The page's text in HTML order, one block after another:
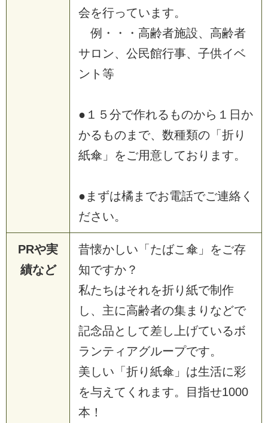
会を行っています。
例・・・高齢者施設、高齢者
サロン、公民館行事、子供イベ
ント等
●１５分で作れるものから１日か
かるものまで、数種類の「折り
紙傘」をご用意しております。
●まずは橘までお電話でご連絡く
ださい。
PRや実
績など
昔懐かしい「たばこ傘」をご存
知ですか？
私たちはそれを折り紙で制作
し、主に高齢者の集まりなどで
記念品として差し上げているボ
ランティアグループです。
美しい「折り紙傘」は生活に彩
を与えてくれます。目指せ1000
本！